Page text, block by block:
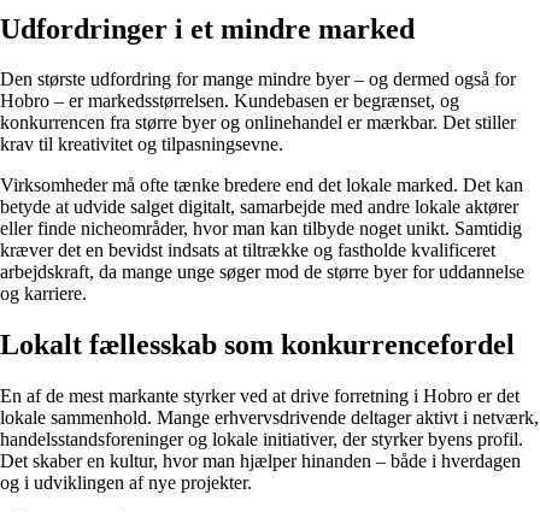
Udfordringer i et mindre marked
Den største udfordring for mange mindre byer – og dermed også for
Hobro – er markedsstørrelsen. Kundebasen er begrænset, og
konkurrencen fra større byer og onlinehandel er mærkbar. Det stiller
krav til kreativitet og tilpasningsevne.
Virksomheder må ofte tænke bredere end det lokale marked. Det kan
betyde at udvide salget digitalt, samarbejde med andre lokale aktører
eller finde nicheområder, hvor man kan tilbyde noget unikt. Samtidig
kræver det en bevidst indsats at tiltrække og fastholde kvalificeret
arbejdskraft, da mange unge søger mod de større byer for uddannelse
og karriere.
Lokalt fællesskab som konkurrencefordel
En af de mest markante styrker ved at drive forretning i Hobro er det
lokale sammenhold. Mange erhvervsdrivende deltager aktivt i netværk,
handelsstandsforeninger og lokale initiativer, der styrker byens profil.
Det skaber en kultur, hvor man hjælper hinanden – både i hverdagen
og i udviklingen af nye projekter.